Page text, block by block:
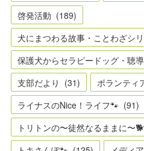
啓発活動 (189)
犬にまつわる故事・ことわざシ
保護犬からセラピードッグ・聴
支部だより (31) ボランティ
ライナスのNice！ライフ🐾 (91)
トリトンの〜徒然なるままに〜